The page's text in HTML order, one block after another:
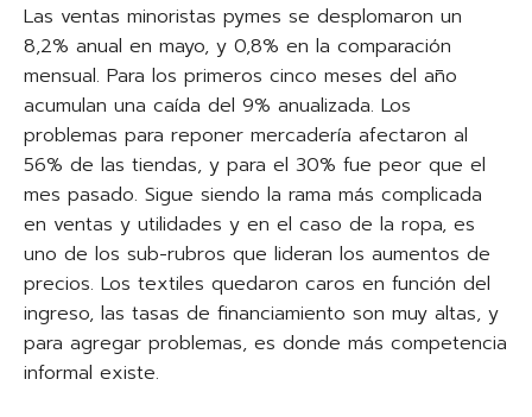
Las ventas minoristas pymes se desplomaron un
8,2% anual en mayo, y 0,8% en la comparación
mensual. Para los primeros cinco meses del año
acumulan una caída del 9% anualizada. Los
problemas para reponer mercadería afectaron al
56% de las tiendas, y para el 30% fue peor que el
mes pasado. Sigue siendo la rama más complicada
en ventas y utilidades y en el caso de la ropa, es
uno de los sub-rubros que lideran los aumentos de
precios. Los textiles quedaron caros en función del
ingreso, las tasas de financiamiento son muy altas, y
para agregar problemas, es donde más competencia
informal existe.